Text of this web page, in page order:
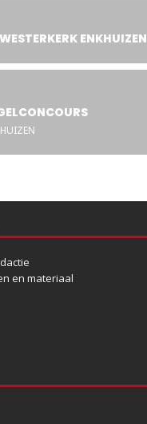
ENKHUIZEN
en materiaal